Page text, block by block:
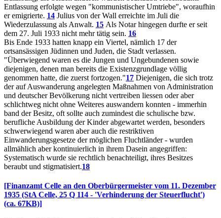
Entlassung erfolgte wegen "kommunistischer Umtriebe", woraufhin
er emigrierte. 14 Julius von der Wall erreichte im Juli die
Wiederzulassung als Anwalt. 15 Als Notar hingegen durfte er seit
dem 27. Juli 1933 nicht mehr tätig sein. 16
Bis Ende 1933 hatten knapp ein Viertel, nämlich 17 der
ortsansässigen Jüdinnen und Juden, die Stadt verlassen.
"Überwiegend waren es die Jungen und Ungebundenen sowie
diejenigen, denen man bereits die Existenzgrundlage völlig
genommen hatte, die zuerst fortzogen."17 Diejenigen, die sich trotz
der auf Auswanderung angelegten Maßnahmen von Administration
und deutscher Bevölkerung nicht vertreiben liessen oder aber
schlichtweg nicht ohne Weiteres auswandern konnten - immerhin
band der Besitz, oft sollte auch zumindest die schulische bzw.
berufliche Ausbildung der Kinder abgewartet werden, besonders
schwerwiegend waren aber auch die restriktiven
Einwanderungsgesetze der möglichen Fluchtländer - wurden
allmählich aber kontinuierlich in ihrem Dasein angegriffen:
Systematisch wurde sie rechtlich benachteiligt, ihres Besitzes
beraubt und stigmatisiert.18
[Finanzamt Celle an den Oberbürgermeister vom 11. Dezember
1935 (StA Celle, 25 Q 114 - 'Verhinderung der Steuerflucht')
(ca. 67KB)]